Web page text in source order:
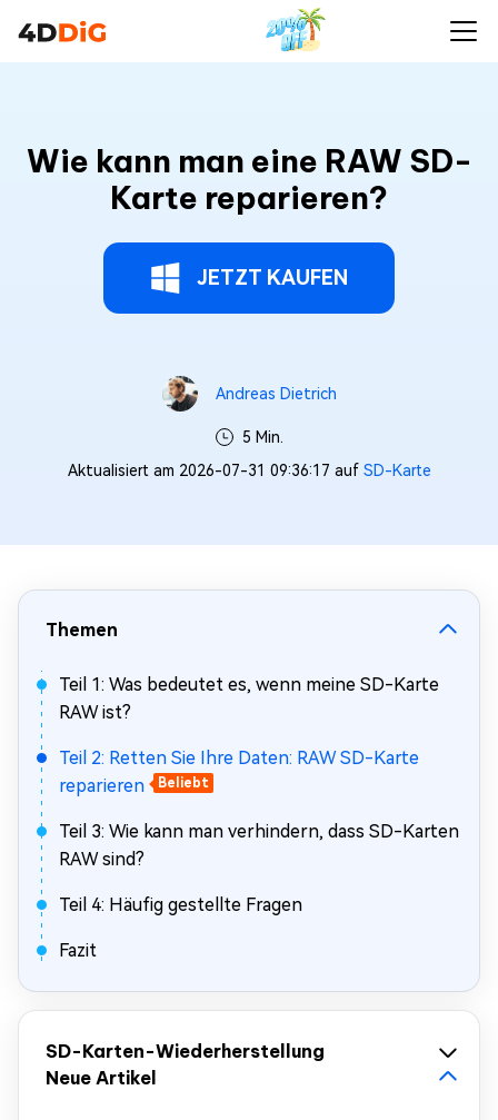
Wie kann man eine RAW SD-
Karte reparieren?
JETZT KAUFEN
Andreas Dietrich
5 Min.
Aktualisiert am 2026-07-31 09:36:17 auf SD-Karte
Themen
Teil 1: Was bedeutet es, wenn meine SD-Karte
RAW ist?
Teil 2: Retten Sie Ihre Daten: RAW SD-Karte
reparieren
Beliebt
Teil 3: Wie kann man verhindern, dass SD-Karten
RAW sind?
Teil 4: Häufig gestellte Fragen
Fazit
SD-Karten-Wiederherstellung
Neue Artikel